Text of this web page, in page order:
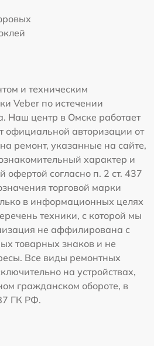
и техническим
Veber по истечении
Наш центр в Омске работает
официальной авторизации от
ремонт, указанные на сайте,
характер и
офертой согласно п. 2 ст. 437
торговой марки
в информационных целях
техники, с которой мы
не аффилирована с
товарных знаков и не
Все виды ремонтных
на устройствах,
гражданском обороте, в
ГК РФ.